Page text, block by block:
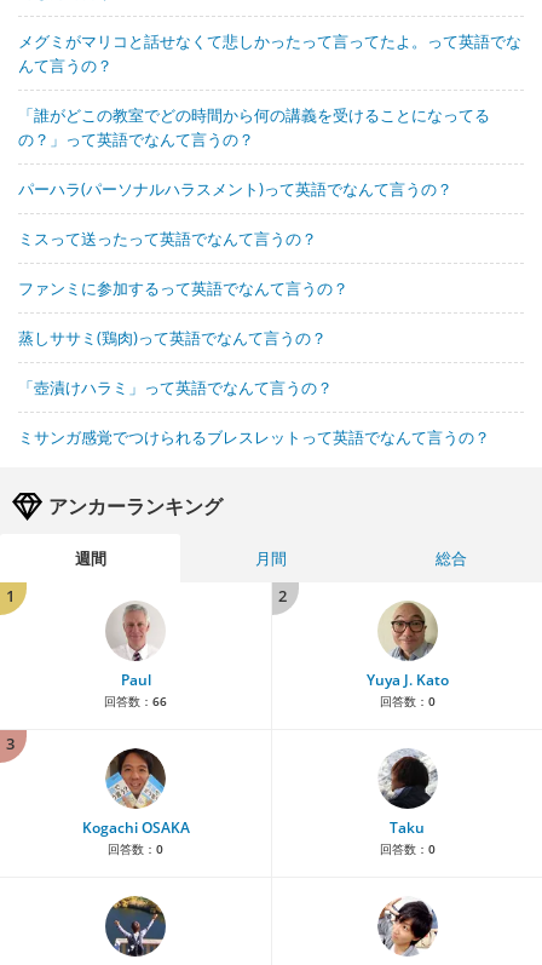
メグミがマリコと話せなくて悲しかったって言ってたよ。って英語でな
んて言うの？
「誰がどこの教室でどの時間から何の講義を受けることになってる
の？」って英語でなんて言うの？
パーハラ(パーソナルハラスメント)って英語でなんて言うの？
ミスって送ったって英語でなんて言うの？
ファンミに参加するって英語でなんて言うの？
蒸しササミ(鶏肉)って英語でなんて言うの？
「壺漬けハラミ」って英語でなんて言うの？
ミサンガ感覚でつけられるブレスレットって英語でなんて言うの？
アンカーランキング
週間 月間
総合
1
Paul
回答数： 66
2
Yuya J. Kato
回答数： 0
3
Kogachi OSAKA
回答数： 0
Taku
回答数： 0